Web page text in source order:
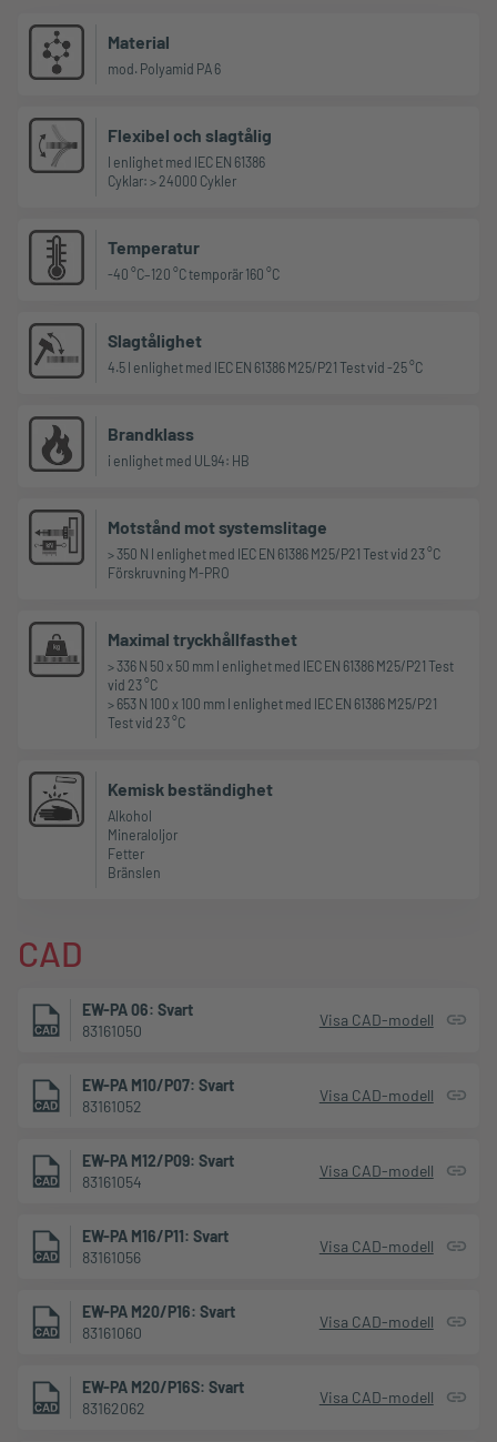
Material
mod. Polyamid PA 6
Flexibel och slagtålig
I enlighet med IEC EN 61386
Cyklar: > 24000 Cykler
Temperatur
-40 °C–120 °C temporär 160 °C
Slagtålighet
4.5 I enlighet med IEC EN 61386 M25/P21 Test vid -25 °C
Brandklass
i enlighet med UL94: HB
Motstånd mot systemslitage
> 350 N I enlighet med IEC EN 61386 M25/P21 Test vid 23 °C
Förskruvning M-PRO
Maximal tryckhållfasthet
> 336 N 50 x 50 mm I enlighet med IEC EN 61386 M25/P21 Test
vid 23 °C
> 653 N 100 x 100 mm I enlighet med IEC EN 61386 M25/P21
Test vid 23 °C
Kemisk beständighet
Alkohol
Mineraloljor
Fetter
Bränslen
CAD
EW-PA 06: Svart
83161050
Visa CAD-modell
EW-PA M10/P07: Svart
83161052
Visa CAD-modell
EW-PA M12/P09: Svart
83161054
Visa CAD-modell
EW-PA M16/P11: Svart
83161056
Visa CAD-modell
EW-PA M20/P16: Svart
83161060
Visa CAD-modell
EW-PA M20/P16S: Svart
83162062
Visa CAD-modell